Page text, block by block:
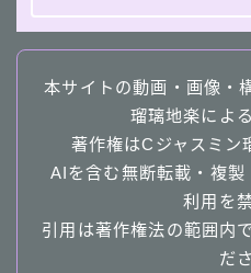
本サイトの動画・画像・
瑠璃地楽によ
著作権はCジャスミン
AIを含む無断転載・複製
利用を
引用は著作権法の範囲内
だ